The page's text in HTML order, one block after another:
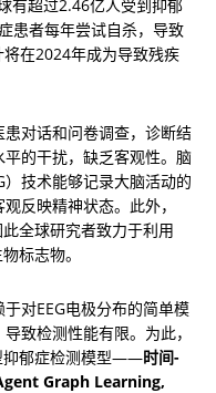
有超过2.46亿人受到抑郁
患者每年尝试自杀，导致
在2024年成为导致残疾
对话和问卷调查，诊断结
的干扰，缺乏客观性。脑
技术能够记录大脑活动的
反映精神状态。此外，
全球研究者致力于利用
标志物。
对EEG电极分布的简单模
致检测性能有限。为此，
抑郁症检测模型——时间-
Graph Learning,